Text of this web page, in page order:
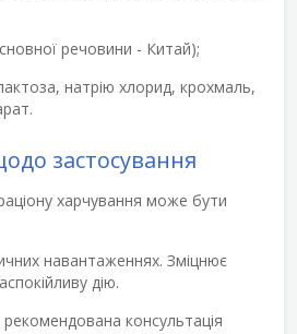
речовини - Китай);
натрію хлорид, крохмаль,
застосування
харчування може бути
навантаженнях. Зміцнює
дію.
консультація